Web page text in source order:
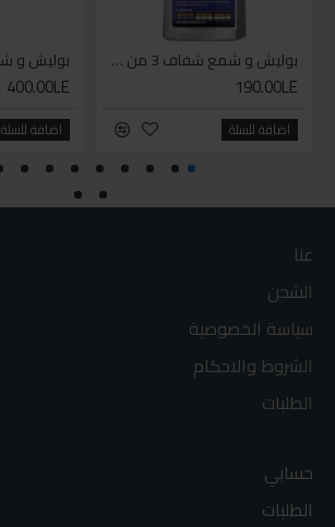
بوليش و شمع شفاف 3 من سوناكس
190.00LE
اضافة للسلة
400.00LE
اضافة للسلة
عنا
الشحن
سياسة الخصوصية
الشروط والاحكام
الطلبات
حسابي
الطلبات